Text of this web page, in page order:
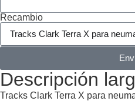
Recambio
Descripción
Tracks Clark Terra X para